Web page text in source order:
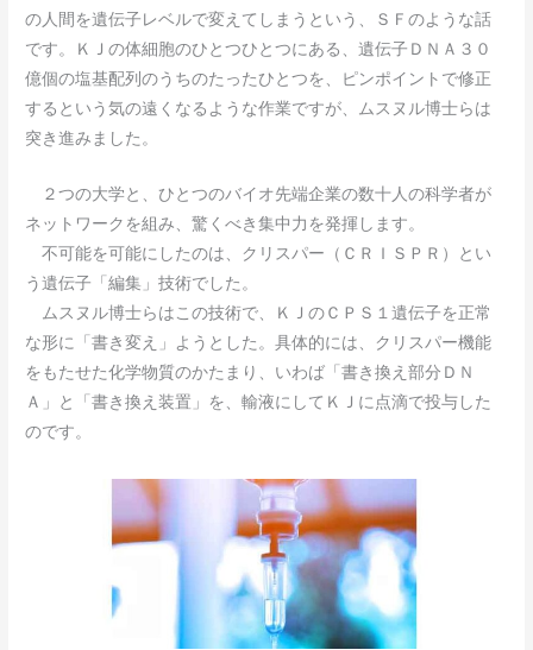
の人間を遺伝子レベルで変えてしまうという、ＳＦのような話
です。ＫＪの体細胞のひとつひとつにある、遺伝子ＤＮＡ３０
億個の塩基配列のうちのたったひとつを、ピンポイントで修正
するという気の遠くなるような作業ですが、ムスヌル博士らは
突き進みました。
２つの大学と、ひとつのバイオ先端企業の数十人の科学者が
ネットワークを組み、驚くべき集中力を発揮します。
不可能を可能にしたのは、クリスパー（ＣＲＩＳＰＲ）とい
う遺伝子「編集」技術でした。
ムスヌル博士らはこの技術で、ＫＪのＣＰＳ１遺伝子を正常
な形に「書き変え」ようとした。具体的には、クリスパー機能
をもたせた化学物質のかたまり、いわば「書き換え部分ＤＮ
Ａ」と「書き換え装置」を、輸液にしてＫＪに点滴で投与した
のです。